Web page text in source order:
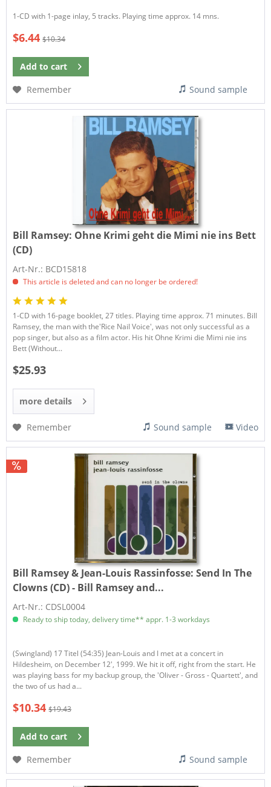
1-CD with 1-page inlay, 5 tracks. Playing time approx. 14 mns.
$6.44 $10.34
Add to cart
Remember
Sound sample
Bill Ramsey: Ohne Krimi geht die Mimi nie ins Bett
(CD)
Art-Nr.: BCD15818
This article is deleted and can no longer be ordered!
1-CD with 16-page booklet, 27 titles. Playing time approx. 71 minutes. Bill
Ramsey, the man with the'Rice Nail Voice', was not only successful as a
pop singer, but also as a film actor. His hit Ohne Krimi die Mimi nie ins
Bett (Without...
$25.93
more details
Remember Sound sample Video
Bill Ramsey & Jean-Louis Rassinfosse:Send In The
Clowns (CD) - Bill Ramsey and...
Art-Nr.: CDSL0004
Ready to ship today, delivery time** appr. 1-3 workdays
(Swingland) 17 Titel (54:35) Jean-Louis and I met at a concert in
Hildesheim, on December 12', 1999. We hit it off, right from the start. He
was playing bass for my backup group, the 'Oliver - Gross - Quartett', and
the two of us had a...
$10.34 $19.43
Add to cart
Remember
Sound sample